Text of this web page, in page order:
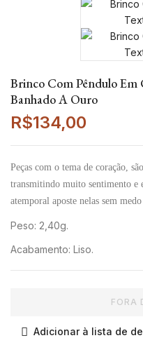
Brinco Com Pêndulo Em
Banhado A Ouro
R$134,00
Peças com o tema de coração,
transmitindo muito sentimento e
atemporal aposte nelas sem
Peso: 2,40g.
Acabamento: Liso.
FORA
Adicionar à lista de